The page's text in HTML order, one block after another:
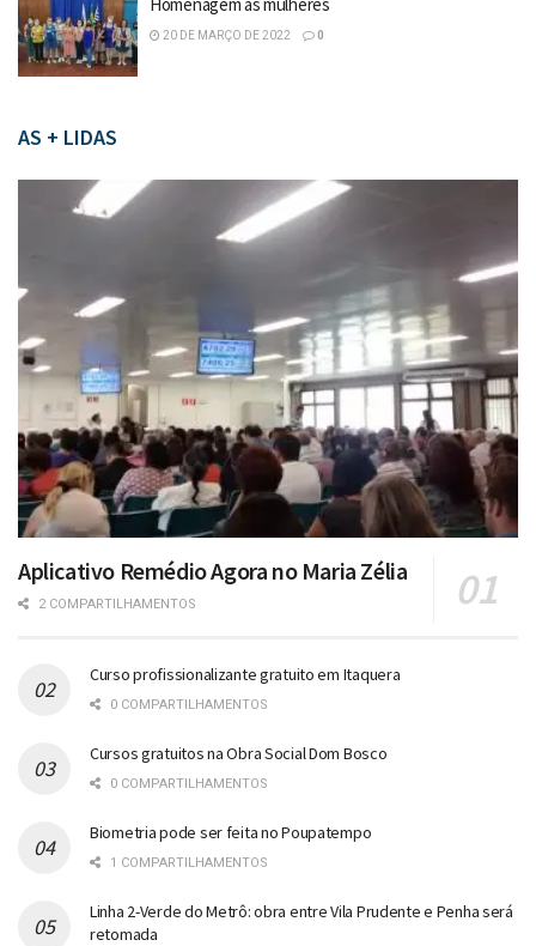
20 DE MARÇO DE 2022 0
AS + LIDAS
Aplicativo Remédio Agora no Maria Zélia
2 COMPARTILHAMENTOS
Curso profissionalizante gratuito em Itaquera
0 COMPARTILHAMENTOS
Cursos gratuitos na Obra Social Dom Bosco
0 COMPARTILHAMENTOS
Biometria pode ser feita no Poupatempo
1 COMPARTILHAMENTOS
Linha 2-Verde do Metrô: obra entre Vila Prudente e Penha será
retomada